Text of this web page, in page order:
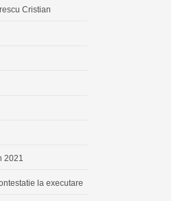
Cristian
2021
la executare